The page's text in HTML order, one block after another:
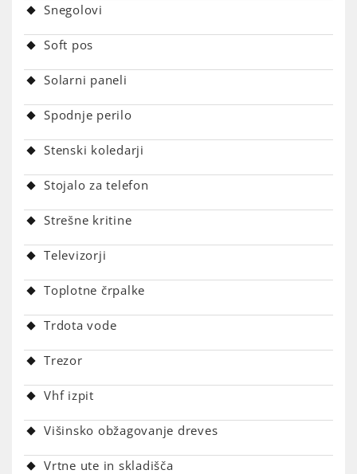
Snegolovi
Soft pos
Solarni paneli
Spodnje perilo
Stenski koledarji
Stojalo za telefon
Strešne kritine
Televizorji
Toplotne črpalke
Trdota vode
Trezor
Vhf izpit
Višinsko obžagovanje dreves
Vrtne ute in skladišča